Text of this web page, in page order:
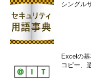
シングル
Excelの
コピー、